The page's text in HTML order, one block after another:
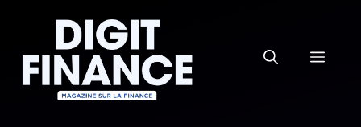
contenu